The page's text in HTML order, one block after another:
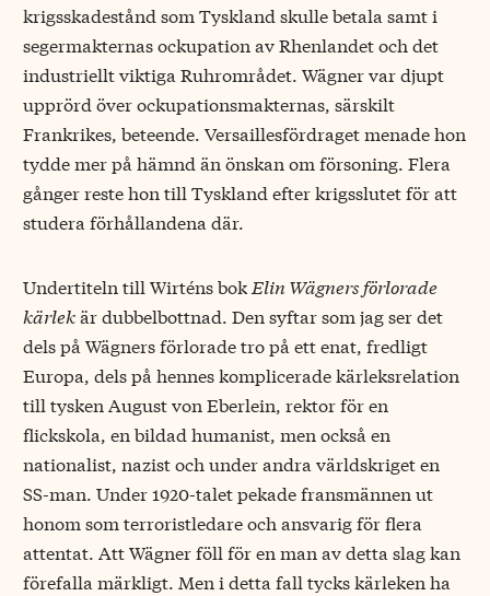
krigsskadestånd som Tyskland skulle betala samt i
segermakternas ockupation av Rhenlandet och det
industriellt viktiga Ruhrområdet. Wägner var djupt
upprörd över ockupationsmakternas, särskilt
Frankrikes, beteende. Versaillesfördraget menade hon
tydde mer på hämnd än önskan om försoning. Flera
gånger reste hon till Tyskland efter krigsslutet för att
studera förhållandena där.
Undertiteln till Wirténs bok Elin Wägners förlorade
kärlekär dubbelbottnad. Den syftar som jag ser det
dels på Wägners förlorade tro på ett enat, fredligt
Europa, dels på hennes komplicerade kärleksrelation
till tysken August von Eberlein, rektor för en
flickskola, en bildad humanist, men också en
nationalist, nazist och under andra världskriget en
SS-man. Under 1920-talet pekade fransmännen ut
honom som terroristledare och ansvarig för flera
attentat. Att Wägner föll för en man av detta slag kan
förefalla märkligt. Men i detta fall tycks kärleken ha